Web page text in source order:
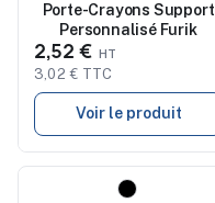
Nouveau
Porte-Crayons Support
Personnalisé Furik
2,52 €
3,02 € TTC
Voir le produit